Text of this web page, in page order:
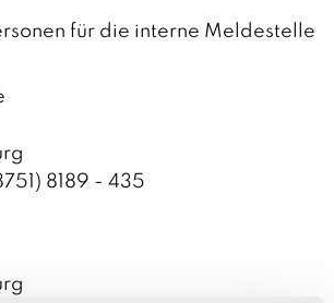
für die interne Meldestelle
8189 - 435